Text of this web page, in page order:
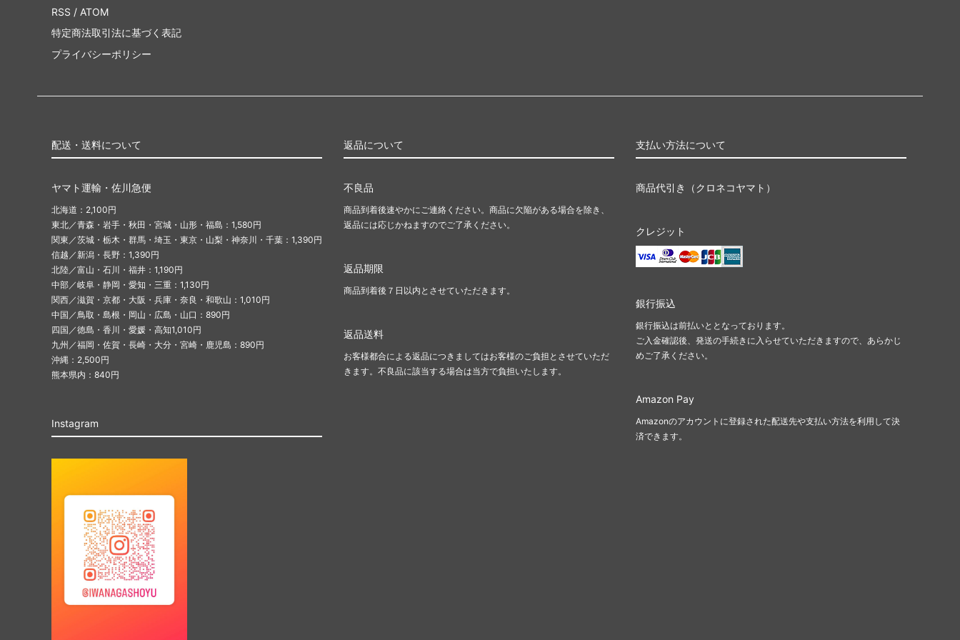
RSS / ATOM
特定商法取引法に基づく表記
プライバシーポリシー
配送・送料について
ヤマト運輸・佐川急便
北海道：2,100円
東北／青森・岩手・秋田・宮城・山形・福島：1,580円
関東／茨城・栃木・群馬・埼玉・東京・山梨・神奈川・千葉：1,390円
信越／新潟・長野：1,390円
北陸／富山・石川・福井：1,190円
中部／岐阜・静岡・愛知・三重：1,130円
関西／滋賀・京都・大阪・兵庫・奈良・和歌山：1,010円
中国／鳥取・島根・岡山・広島・山口：890円
四国／徳島・香川・愛媛・高知1,010円
九州／福岡・佐賀・長崎・大分・宮崎・鹿児島：890円
沖縄：2,500円
熊本県内：840円
Instagram
返品について
不良品
商品到着後速やかにご連絡ください。商品に欠陥がある場合を除き、
返品には応じかねますのでご了承ください。
返品期限
商品到着後７日以内とさせていただきます。
返品送料
お客様都合による返品につきましてはお客様のご負担とさせていただ
きます。不良品に該当する場合は当方で負担いたします。
支払い方法について
商品代引き（クロネコヤマト）
クレジット
銀行振込
銀行振込は前払いととなっております。
ご入金確認後、発送の手続きに入らせていただきますので、あらかじ
めご了承ください。
Amazon Pay
Amazonのアカウントに登録された配送先や支払い方法を利用して決
済できます。